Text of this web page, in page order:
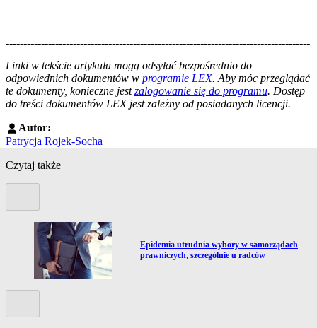
--------------------------------------------------------------------------------------
Linki w tekście artykułu mogą odsyłać bezpośrednio do
odpowiednich dokumentów w programie LEX. Aby móc przeglądać
te dokumenty, konieczne jestzalogowanie się do programu. Dostęp
do treści dokumentów LEX jest zależny od posiadanych licencji.
Autor:
Patrycja Rojek-Socha
Czytaj także
Przejdź do artykułu:
Epidemia utrudnia wybory w samorządach
prawniczych, szczególnie u radców